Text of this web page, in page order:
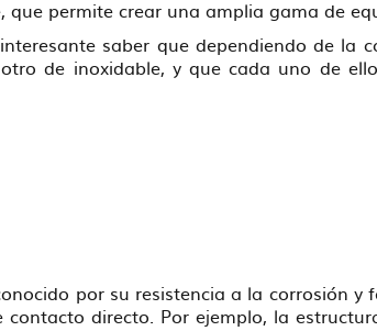
que permite crear una amplia gama de
saber que dependiendo de la
de inoxidable, y que cada uno de
por su resistencia a la corrosión y
directo. Por ejemplo, la